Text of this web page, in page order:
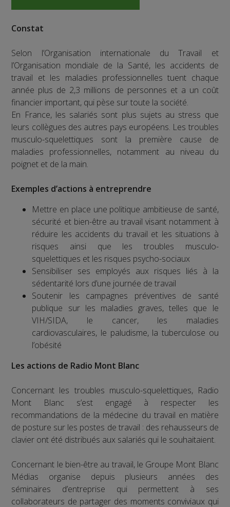
Constat
Selon l’Organisation internationale du Travail et
l’Organisation mondiale de la Santé, les accidents de
travail et les maladies professionnelles tuent chaque
année plus de 2,3 millions de personnes et a un coût
financier important, qui pèse sur toute la société.
En France, les salariés sont plus sujets au stress que
leurs collègues des autres pays européens. Les troubles
musculo-squelettiques sont la première cause de
maladies professionnelles, notamment au niveau du
poignet et de la main.
Exemples d’actions à entreprendre
Mettre en place une politique ambitieuse de santé,
sécurité et bien-être au travail visant notamment à
réduire les accidents du travail et les situations à
risques ainsi que les troubles musculo-
squelettiques et les risques psycho-sociaux
Sensibiliser ses employés aux risques liés à la
sédentarité lors d’une journée de travail
Soutenir les campagnes préventives de santé
publique sur les maladies graves, telles que le
VIH/SIDA, le cancer, les maladies
cardiovasculaires, le paludisme, la tuberculose ou
l’obésité
Les actions de Radio Mont Blanc
Concernant les troubles musculo-squelettiques, Radio
Mont Blanc s’est engagé à respecter les
recommandations de la médecine du travail en matière
de posture sur les postes de travail : des rehausseurs de
clavier ont été distribués aux salariés qui le souhaitaient.
Concernant le bien-être au travail, le Groupe Mont Blanc
Médias organise depuis plusieurs années des
séminaires d’entreprise qui permettent à ses
collaborateurs de partager des moments conviviaux qui